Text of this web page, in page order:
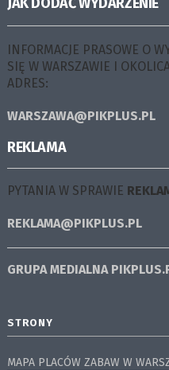
INFORMACJE PRASOWE O
SIĘ W WARSZAWIE I
ADRES:
WARSZAWA@PIKPLUS.PL
REKLAMA
PYTANIA W SPRAWIE
REKLAMA@PIKPLUS.PL
GRUPA MEDIALNA
STRONY
MAPA PLACÓW ZABAW W